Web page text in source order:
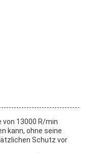
13000 R/min
kann, ohne seine
Schutz vor